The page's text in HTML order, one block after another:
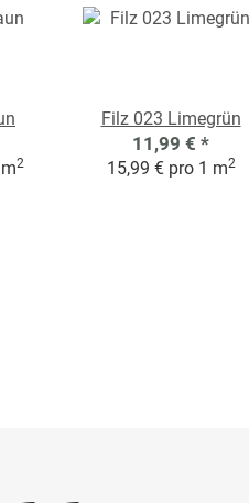
2
Filz 023 Limegrün
11,99 € *
15,99 € pro 1 m2